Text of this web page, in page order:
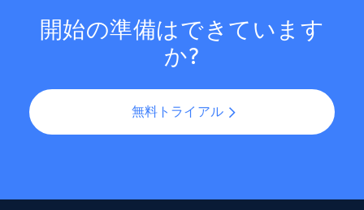
開始の準備はできています
か?
無料トライアル